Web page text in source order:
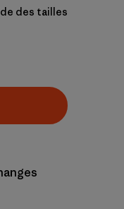
des tailles